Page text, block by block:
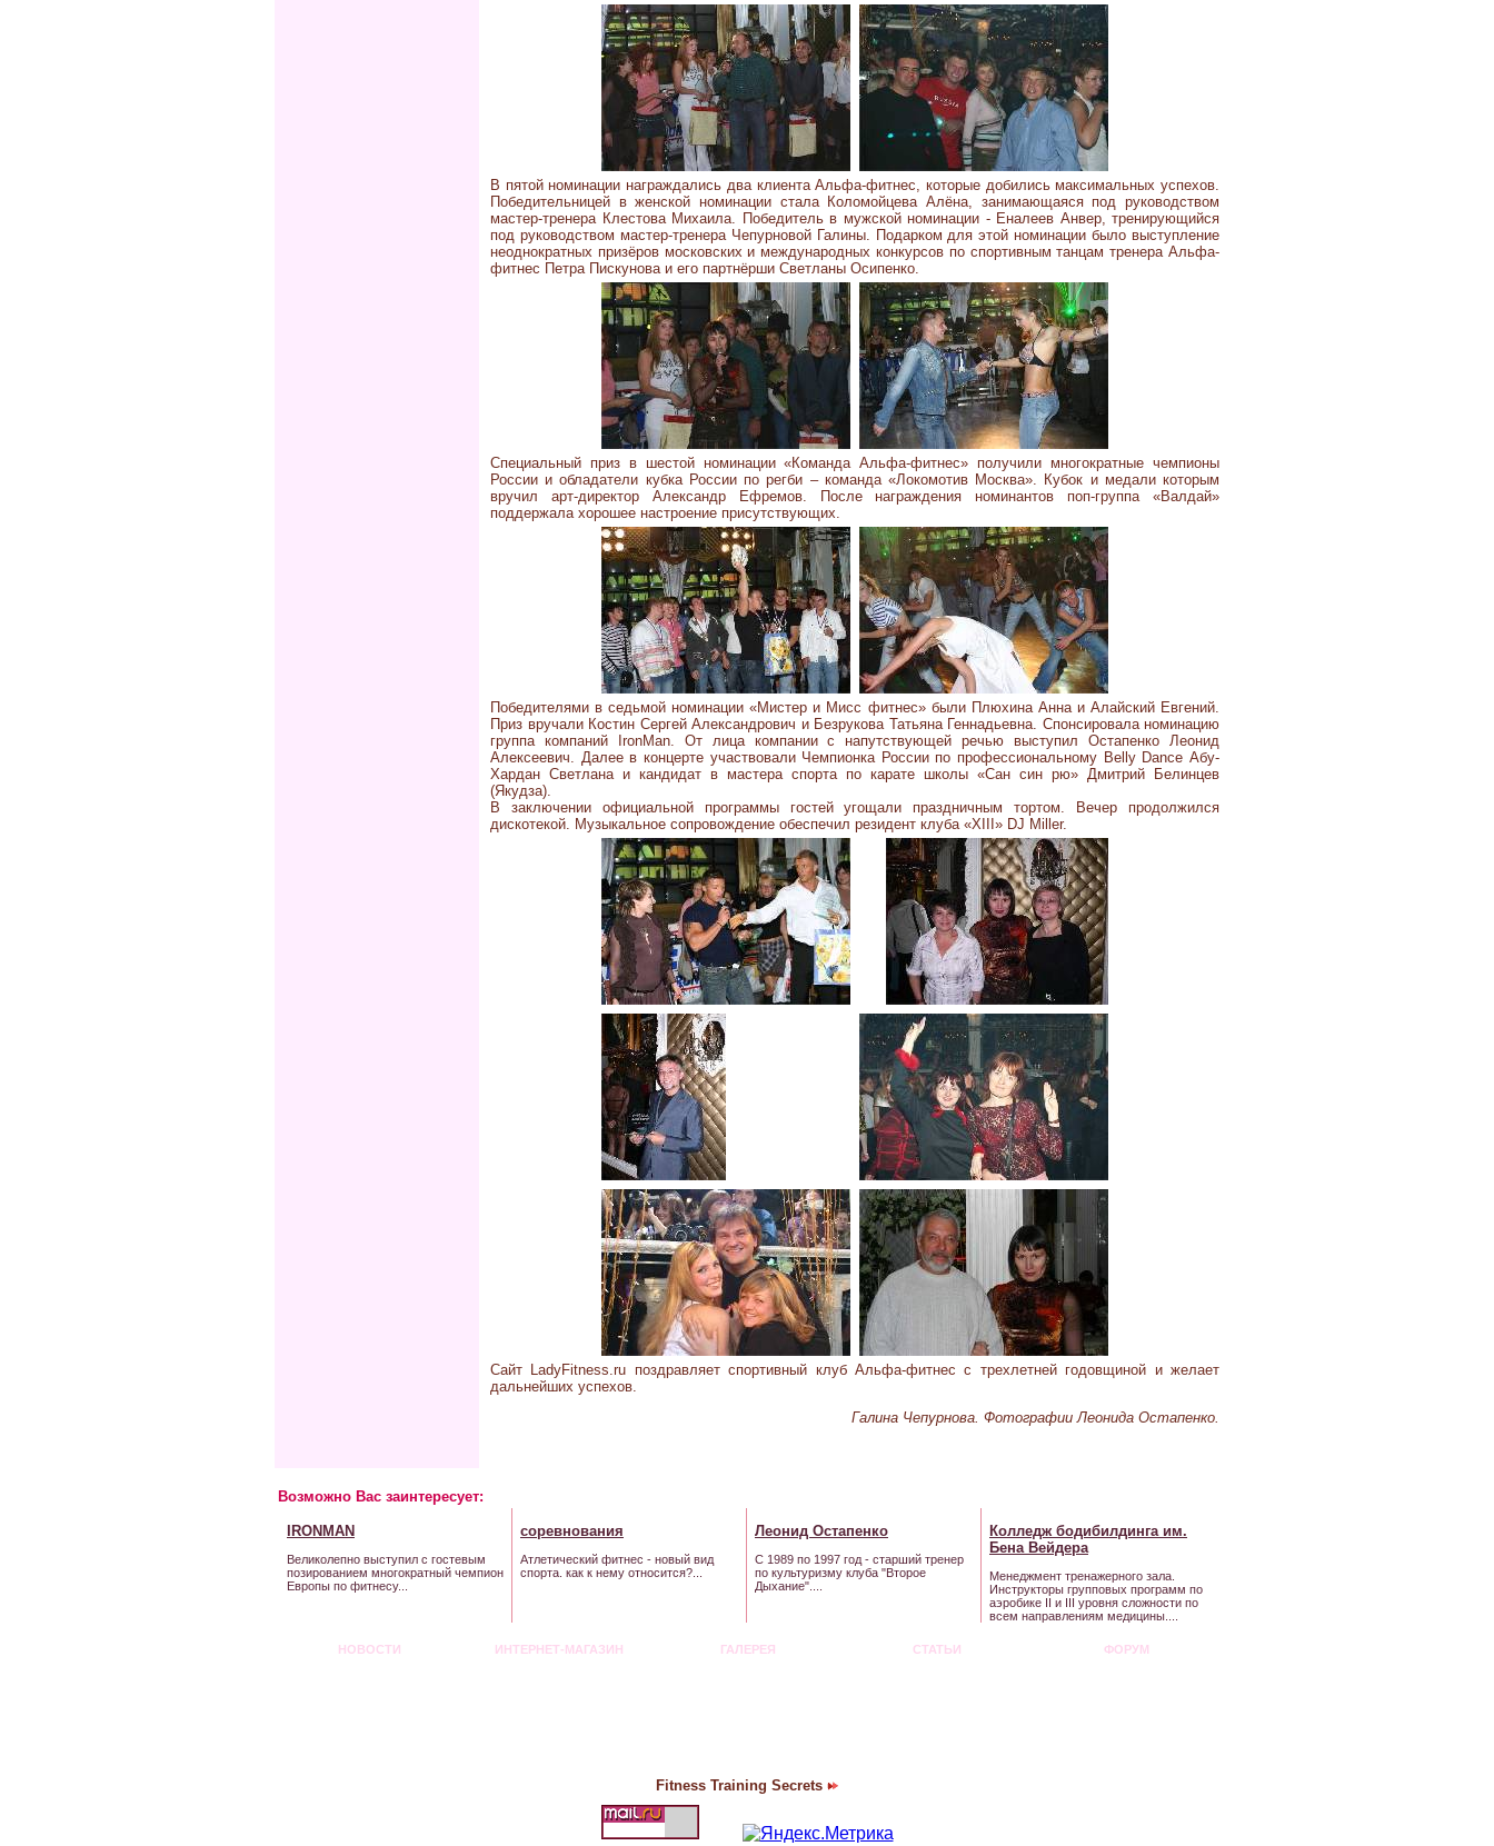
В пятой номинации награждались два клиента Альфа-фитнес, которые добились максимальных успехов.
Победительницей в женской номинации стала Коломойцева Алёна, занимающаяся под руководством
мастер-тренера Клестова Михаила. Победитель в мужской номинации - Еналеев Анвер, тренирующийся
под руководством мастер-тренера Чепурновой Галины. Подарком для этой номинации было выступление
неоднократных призёров московских и международных конкурсов по спортивным танцам тренера Альфа-
фитнес Петра Пискунова и его партнёрши Светланы Осипенко.
Специальный приз в шестой номинации «Команда Альфа-фитнес» получили многократные чемпионы
России и обладатели кубка России по регби – команда «Локомотив Москва». Кубок и медали которым
вручил арт-директор Александр Ефремов. После награждения номинантов поп-группа «Валдай»
поддержала хорошее настроение присутствующих.
Победителями в седьмой номинации «Мистер и Мисс фитнес» были Плюхина Анна и Алайский Евгений.
Приз вручали Костин Сергей Александрович и Безрукова Татьяна Геннадьевна. Спонсировала номинацию
группа компаний IronMan. От лица компании с напутствующей речью выступил Остапенко Леонид
Алексеевич. Далее в концерте участвовали Чемпионка России по профессиональному Belly Dance Абу-
Хардан Светлана и кандидат в мастера спорта по карате школы «Сан син рю» Дмитрий Белинцев
(Якудза).
В заключении официальной программы гостей угощали праздничным тортом. Вечер продолжился
дискотекой. Музыкальное сопровождение обеспечил резидент клуба «XIII» DJ Miller.
Сайт LadyFitness.ru поздравляет спортивный клуб Альфа-фитнес с трехлетней годовщиной и желает
дальнейших успехов.
Галина Чепурнова. Фотографии Леонида Остапенко.
Возможно Вас заинтересует:
IRONMAN
Великолепно выступил с гостевым
позированием многократный чемпион
Европы по фитнесу...
соревнования
Атлетический фитнес - новый вид
спорта. как к нему относится?...
Леонид Остапенко
С 1989 по 1997 год - старший тренер
по культуризму клуба "Второе
Дыхание"....
Колледж бодибилдинга им.
Бена Вейдера
Менеджмент тренажерного зала.
Инструкторы групповых программ по
аэробике II и III уровня сложности по
всем направлениям медицины....
НОВОСТИ ИНТЕРНЕТ-МАГАЗИН ГАЛЕРЕЯ СТАТЬИ ФОРУМ
Fitness Training Secrets